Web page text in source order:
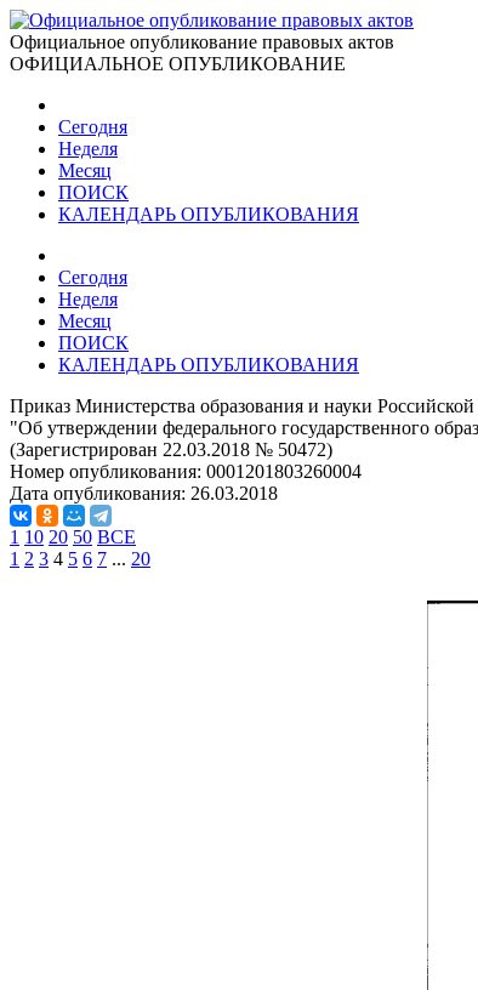
Официальное опубликование правовых актов
ОФИЦИАЛЬНОЕ ОПУБЛИКОВАНИЕ
Сегодня
Неделя
Месяц
ПОИСК
КАЛЕНДАРЬ ОПУБЛИКОВАНИЯ
Сегодня
Неделя
Месяц
ПОИСК
КАЛЕНДАРЬ ОПУБЛИКОВАНИЯ
Приказ Министерства образования и науки
"Об утверждении федерального государственного
(Зарегистрирован 22.03.2018 № 50472)
Номер опубликования: 0001201803260004
Дата опубликования: 26.03.2018
1 10 20 50 ВСЕ
1 2 3 4 5 6 7 ... 20